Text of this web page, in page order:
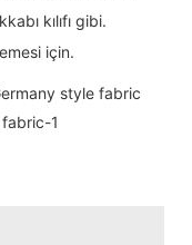
kılıfı gibi.
için.